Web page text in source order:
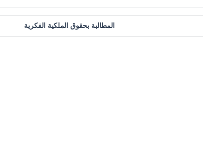
المطالبة بحقوق الملكية الفكرية